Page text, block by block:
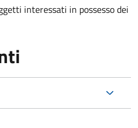
interessati in possesso dei